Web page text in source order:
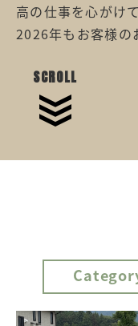
高の仕事を心がけ
2026年もお客様の
SCROLL